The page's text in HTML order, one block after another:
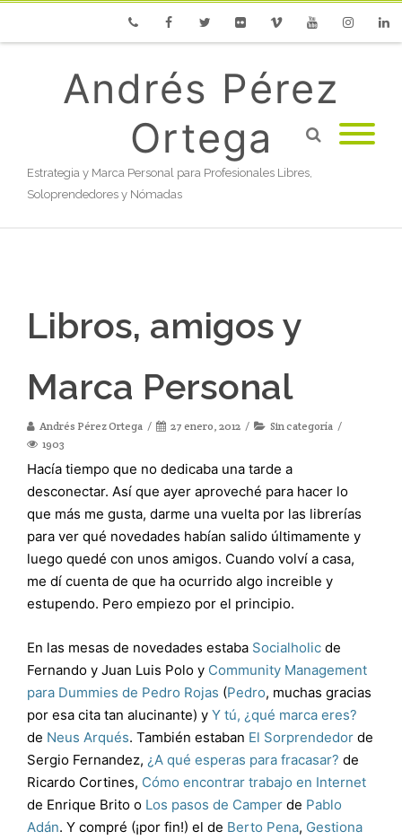
Andrés Pérez
Ortega
Estrategia y Marca Personal para Profesionales Libres,
Soloprendedores y Nómadas
Libros, amigos y
Marca Personal
Andrés Pérez Ortega 27 enero, 2012
Sin categoría
1903
Hacía tiempo que no dedicaba una tarde a
desconectar. Así que ayer aproveché para hacer lo
que más me gusta, darme una vuelta por las librerías
para ver qué novedades habían salido últimamente y
luego quedé con unos amigos. Cuando volví a casa,
me dí cuenta de que ha ocurrido algo increible y
estupendo. Pero empiezo por el principio.
En las mesas de novedades estaba Socialholic de
Fernando y Juan Luis Polo y Community Management
para Dummies de Pedro Rojas (Pedro, muchas gracias
por esa cita tan alucinante) y Y tú, ¿qué marca eres?
de Neus Arqués. También estaban El Sorprendedor de
Sergio Fernandez, ¿A qué esperas para fracasar? de
Ricardo Cortines, Cómo encontrar trabajo en Internet
de Enrique Brito o Los pasos de Camper de Pablo
Adán. Y compré (¡por fin!) el de Berto Pena, Gestiona